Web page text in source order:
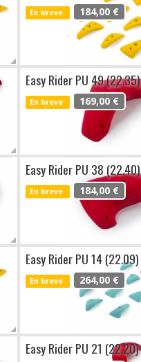
En breve 184,00 €
Easy Rider PU 49 (22.35)
En breve 169,00 €
Easy Rider PU 38 (22.40)
En breve 184,00 €
Easy Rider PU 14 (22.09)
En breve 264,00 €
Easy Rider PU 21 (22.20)